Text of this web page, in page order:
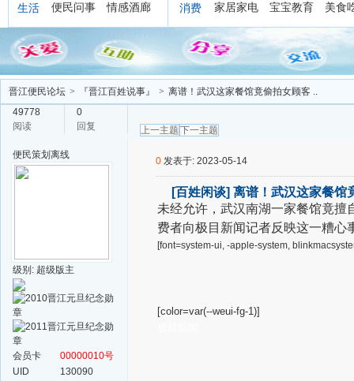
生活
便民问事
情感酒廊 消费
家居家电
宝宝教育 美食
晋江便民论坛 > 『晋江百姓说事』 > 离谱！武汉这家餐馆竟偷拍女顾客 ..
49778
阅读
0
回复
上一主题 下一主题
便民策划 离线
级别: 超级版主
会员卡
00000010号
UID
130090
0 发表于: 2023-05-14
[百姓闲谈] 离谱！武汉这家餐馆
未经允许， 武汉南湖一家餐馆竟擅
费者向极目新闻记者反映这一糟心
[font=system-ui, -apple-system,
[color=var(--weui-fg-1)]